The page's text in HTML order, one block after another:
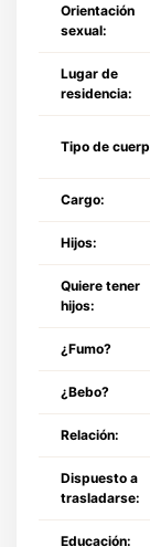
Orientación
sexual:
Lugar de
residencia:
Tipo de
Cargo:
Hijos:
Quiere tener
hijos:
¿Fumo?
¿Bebo?
Relación:
Dispuesto a
trasladarse:
Educación: